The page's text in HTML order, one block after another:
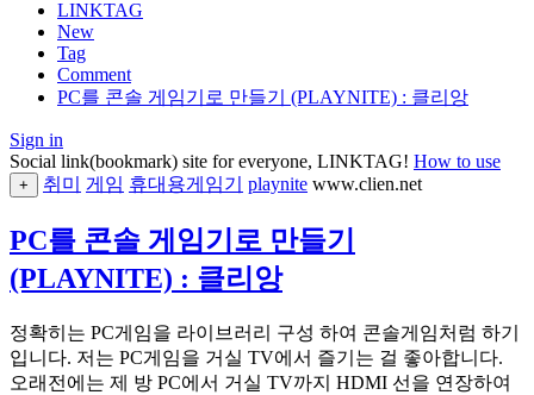
LINKTAG
New
Tag
Comment
PC를 콘솔 게임기로 만들기 (PLAYNITE) : 클리앙
Sign in
Social link(bookmark) site for everyone, LINKTAG! How to use
+ 취미 게임 휴대용게임기 playnite www.clien.net
PC를 콘솔 게임기로 만들기
(PLAYNITE) : 클리앙
정확히는 PC게임을 라이브러리 구성 하여 콘솔게임처럼 하기
입니다. 저는 PC게임을 거실 TV에서 즐기는 걸 좋아합니다.
오래전에는 제 방 PC에서 거실 TV까지 HDMI 선을 연장하여